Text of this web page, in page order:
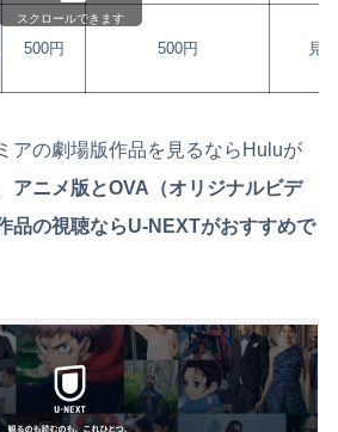
500円 500円 見
スクロールできます
アの劇場版作品を見るならHuluが
アニメ版とOVA（オリジナルビデ
品の視聴ならU-NEXTがおすすめで